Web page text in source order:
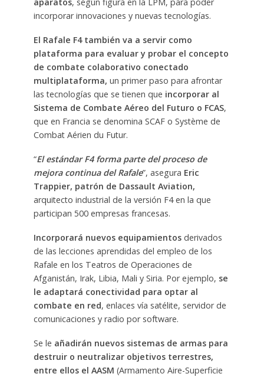
aparatos, según figura en la LPM, para poder
incorporar innovaciones y nuevas tecnologías.
El Rafale F4 también va a servir como
plataforma para evaluar y probar el concepto
de combate colaborativo conectado
multiplataforma, un primer paso para afrontar
las tecnologías que se tienen que incorporar al
Sistema de Combate Aéreo del Futuro o FCAS,
que en Francia se denomina SCAF o Système de
Combat Aérien du Futur.
“El estándar F4 forma parte del proceso de
mejora continua del Rafale”, asegura Eric
Trappier, patrón de Dassault Aviation,
arquitecto industrial de la versión F4 en la que
participan 500 empresas francesas.
Incorporará nuevos equipamientosderivados
de las lecciones aprendidas del empleo de los
Rafale en los Teatros de Operaciones de
Afganistán, Irak, Libia, Mali y Siria. Por ejemplo, se
le adaptará conectividad para optar al
combate en red, enlaces vía satélite, servidor de
comunicaciones y radio por software.
Se le añadirán nuevos sistemas de armas para
destruir o neutralizar objetivos terrestres,
entre ellos el AASM (Armamento Aire-Superficie